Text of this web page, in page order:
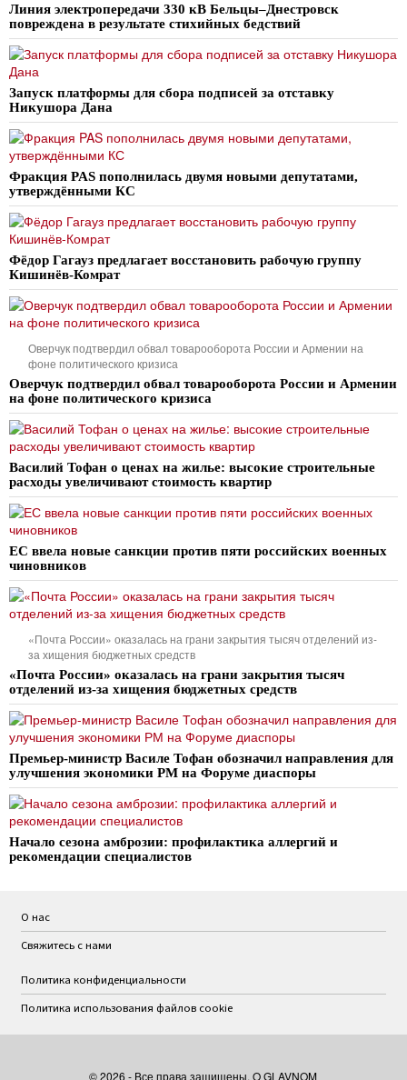
Линия электропередачи 330 кВ Бельцы–Днестровск
повреждена в результате стихийных бедствий
Запуск платформы для сбора подписей за отставку
Никушора Дана
Фракция PAS пополнилась двумя новыми депутатами,
утверждёнными КС
Фёдор Гагауз предлагает восстановить рабочую группу
Кишинёв-Комрат
Оверчук подтвердил обвал товарооборота России и Армении на
фоне политического кризиса
Оверчук подтвердил обвал товарооборота России и Армении
на фоне политического кризиса
Василий Тофан о ценах на жилье: высокие строительные
расходы увеличивают стоимость квартир
ЕС ввела новые санкции против пяти российских военных
чиновников
«Почта России» оказалась на грани закрытия тысяч отделений из-
за хищения бюджетных средств
«Почта России» оказалась на грани закрытия тысяч
отделений из-за хищения бюджетных средств
Премьер-министр Василе Тофан обозначил направления для
улучшения экономики РМ на Форуме диаспоры
Начало сезона амброзии: профилактика аллергий и
рекомендации специалистов
О нас
Свяжитесь с нами
Политика конфиденциальности
Политика использования файлов cookie
©2026 - Все права защищены. O GLAVNOM